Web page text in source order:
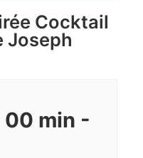
Cocktail
Joseph
00 min -